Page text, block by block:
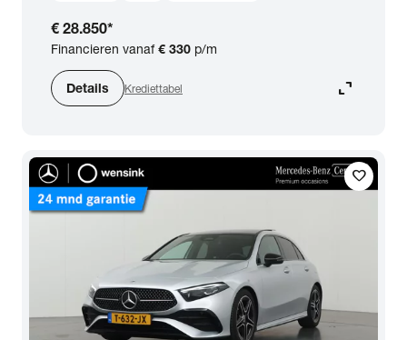
€ 28.850*
Financieren vanaf€ 330 p/m
Details Krediettabel expand_content
favorite